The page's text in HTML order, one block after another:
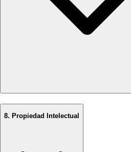
8. Propiedad Intelectual